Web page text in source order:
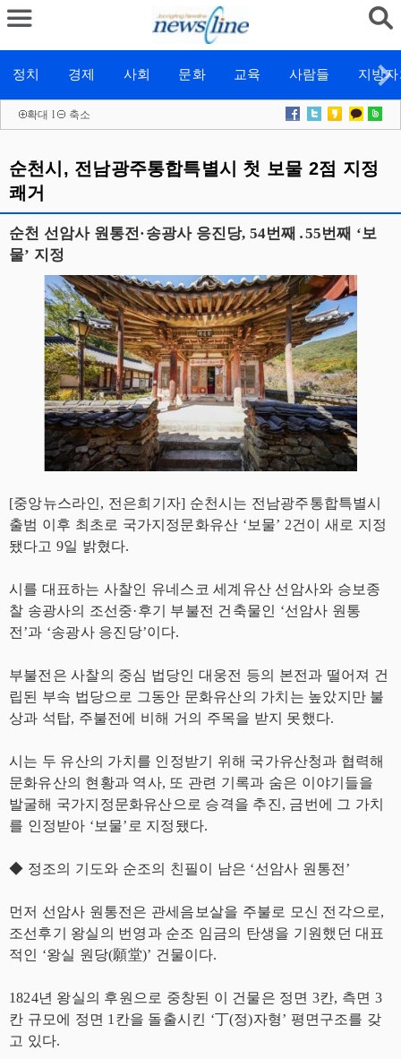
정치 경제 사회 문화 교육 사람들 지방
확대 l 축소
순천시, 전남광주통합특별시 첫 보물 2점 지정
쾌거
순천 선암사 원통전·송광사 응진당, 54번째․55번째 ‘보
물’ 지정
[중앙뉴스라인, 전은희기자] 순천시는 전남광주통합특별시
출범 이후 최초로 국가지정문화유산 ‘보물’ 2건이 새로 지정
됐다고 9일 밝혔다.
시를 대표하는 사찰인 유네스코 세계유산 선암사와 승보종
찰 송광사의 조선중·후기 부불전 건축물인 ‘선암사 원통
전’과 ‘송광사 응진당’이다.
부불전은 사찰의 중심 법당인 대웅전 등의 본전과 떨어져 건
립된 부속 법당으로 그동안 문화유산의 가치는 높았지만 불
상과 석탑, 주불전에 비해 거의 주목을 받지 못했다.
시는 두 유산의 가치를 인정받기 위해 국가유산청과 협력해
문화유산의 현황과 역사, 또 관련 기록과 숨은 이야기들을
발굴해 국가지정문화유산으로 승격을 추진, 금번에 그 가치
를 인정받아 ‘보물’로 지정됐다.
◆ 정조의 기도와 순조의 친필이 남은 ‘선암사 원통전’
먼저 선암사 원통전은 관세음보살을 주불로 모신 전각으로,
조선후기 왕실의 번영과 순조 임금의 탄생을 기원했던 대표
적인 ‘왕실 원당(願堂)’ 건물이다.
1824년 왕실의 후원으로 중창된 이 건물은 정면 3칸, 측면 3
칸 규모에 정면 1칸을 돌출시킨 ‘丁(정)자형’ 평면구조를 갖
고 있다.